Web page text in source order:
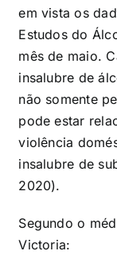
em vista os
Estudos do
mês de maio.
insalubre de
não somente
pode estar
violência
insalubre de
2020).
Segundo o
Victoria: